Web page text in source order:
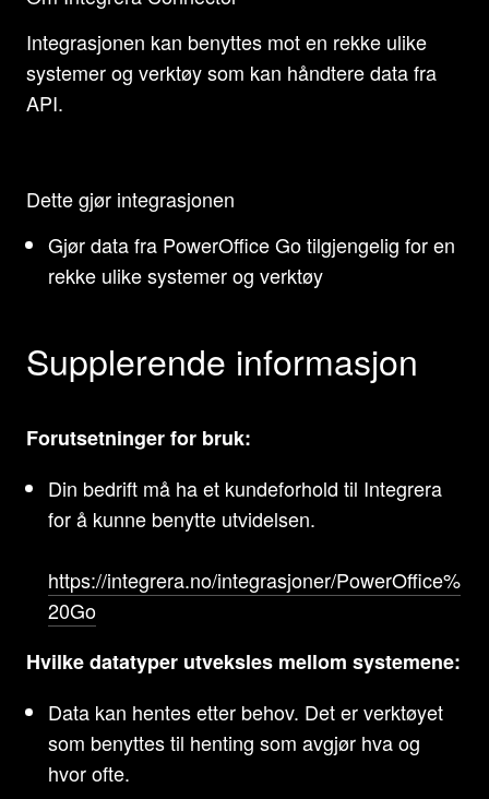
Integrasjonen kan benyttes mot en rekke ulike
systemer og verktøy som kan håndtere data fra
API.
Dette gjør integrasjonen
Gjør data fra PowerOffice Go tilgjengelig for en
rekke ulike systemer og verktøy
Supplerende informasjon
Forutsetninger for bruk:
Din bedrift må ha et kundeforhold til Integrera
for å kunne benytte utvidelsen.
https://integrera.no/integrasjoner/PowerOffice%
20Go
Hvilke datatyper utveksles mellom systemene:
Data kan hentes etter behov. Det er verktøyet
som benyttes til henting som avgjør hva og
hvor ofte.